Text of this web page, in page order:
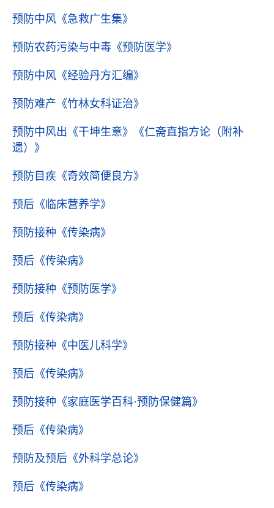
预防中风 《急救广生集》
预防农药污染与中毒 《预防医学》
预防中风 《经验丹方汇编》
预防难产 《竹林女科证治》
预防中风出《干坤生意》
《仁斋直指方论（附补
遗）》
预防目疾 《奇效简便良方》
预后 《临床营养学》
预防接种 《传染病》
预后 《传染病》
预防接种 《预防医学》
预后 《传染病》
预防接种 《中医儿科学》
预后 《传染病》
预防接种 《家庭医学百科·预防保健篇》
预后 《传染病》
预防及预后 《外科学总论》
预后 《传染病》